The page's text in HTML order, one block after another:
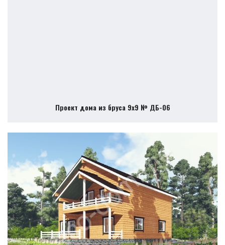
Проект дома из бруса 9х9 № ДБ-06